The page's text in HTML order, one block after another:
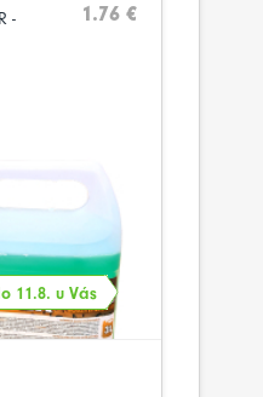
-
1.76 €
11.8. u Vás